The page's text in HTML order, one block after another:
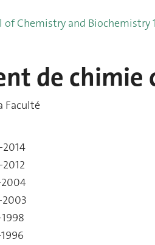
Chemistry and
de chimie
Faculté
2014
2004
2003